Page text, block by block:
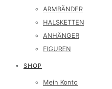
ARMBÄNDER
HALSKETTEN
ANHÄNGER
FIGUREN
SHOP
Mein Konto